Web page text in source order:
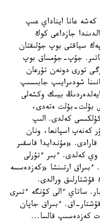
كەشە عانا ايناداي عىپ
جازداعى كوك
سياقتى بوپ جۇلىقتان
جۇپ-جۇمساق بوپ
تورى دونەن تۇرعان
شودىرايىپ جابىسىپ
بيىك وكشەلى
بۇلت-بۇلت ەتەدى،
كەلدى. الىپ
كەنەپ اسپانعا، ونان
قارادى. «مۇندايدا قاسقىر
كەلدى. ءبىر ءتۇرلى
ارتىنشا «كەزدەسسە
ورالدى.
ساتاي ءالى كۇنگە ءتىرى
اق. ءبىراق جاپان
كەزدەسىپ قالسا...